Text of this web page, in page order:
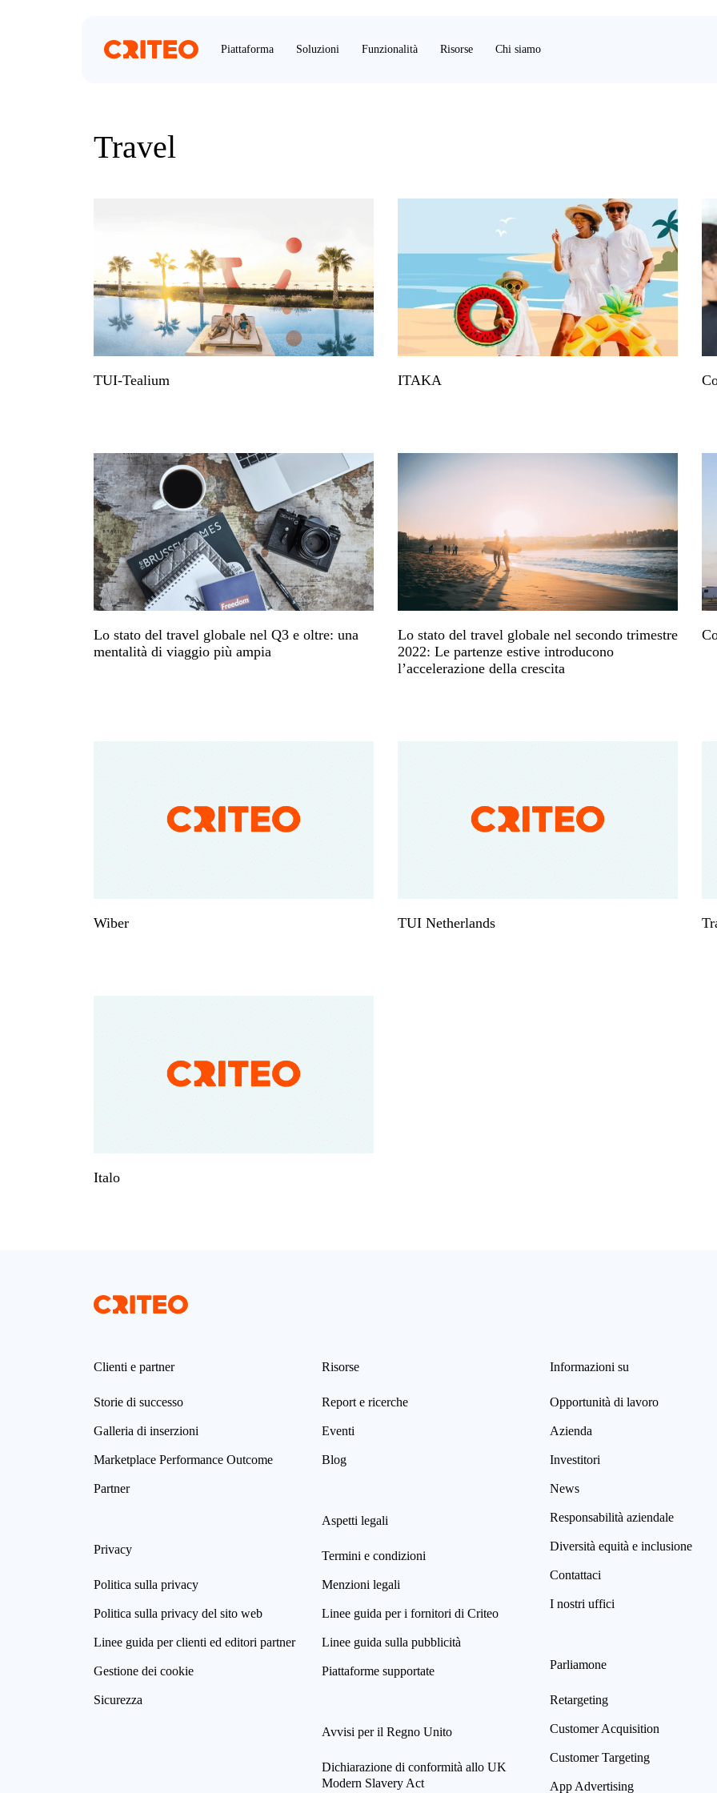
Piattaforma Soluzioni Funzionalità Risorse Chi siamo
Travel
TUI-Tealium ITAKA
Lo stato del travel globale nel Q3 e oltre: una
mentalità di viaggio più ampia
Lo stato del travel globale nel secondo trimestre
2022: Le partenze estive introducono
l’accelerazione della crescita
Wiber TUI Netherlands
Italo
Clienti e partner
Storie di successo
Galleria di inserzioni
Marketplace Performance Outcome
Partner
Privacy
Politica sulla privacy
Politica sulla privacy del sito web
Linee guida per clienti ed editori partner
Gestione dei cookie
Sicurezza
Risorse
Report e ricerche
Eventi
Blog
Aspetti legali
Termini e condizioni
Menzioni legali
Linee guida per i fornitori di Criteo
Linee guida sulla pubblicità
Piattaforme supportate
Avvisi per il Regno Unito
Dichiarazione di conformità allo UK
Modern Slavery Act
Informazioni su
Opportunità di lavoro
Azienda
Investitori
News
Responsabilità aziendale
Diversità equità e inclusione
Contattaci
I nostri uffici
Parliamone
Retargeting
Customer Acquisition
Customer Targeting
App Advertising